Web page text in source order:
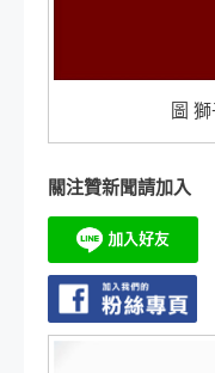
圖
關注贊新聞請加入